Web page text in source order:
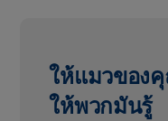
ให้แมวของ
ให้พวกมันรู้